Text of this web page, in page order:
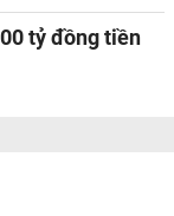
tỷ đồng tiền